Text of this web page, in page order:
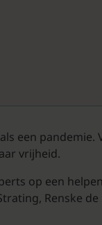
een pandemie.
vrijheid.
op een
Renske